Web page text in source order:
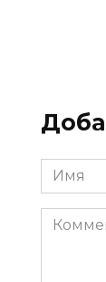
Имя
*